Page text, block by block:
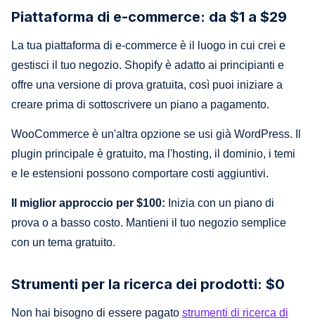
Piattaforma di e-commerce: da $1 a $29
La tua piattaforma di e-commerce è il luogo in cui crei e
gestisci il tuo negozio. Shopify è adatto ai principianti e
offre una versione di prova gratuita, così puoi iniziare a
creare prima di sottoscrivere un piano a pagamento.
WooCommerce è un'altra opzione se usi già WordPress. Il
plugin principale è gratuito, ma l'hosting, il dominio, i temi
e le estensioni possono comportare costi aggiuntivi.
Il miglior approccio per $100: Inizia con un piano di
prova o a basso costo. Mantieni il tuo negozio semplice
con un tema gratuito.
Strumenti per la ricerca dei prodotti: $0
Non hai bisogno di essere pagato strumenti di ricerca di